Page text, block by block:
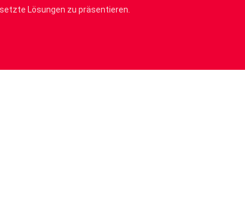
Lösungen zu präsentieren.